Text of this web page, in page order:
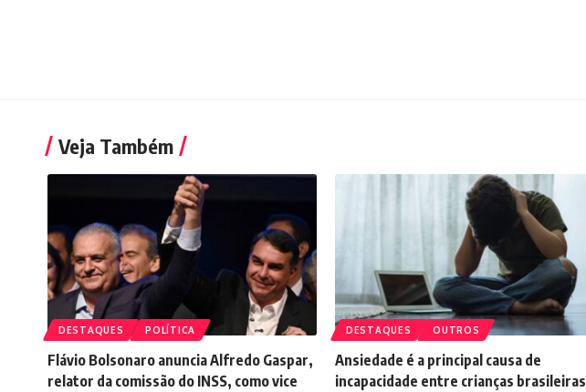
Veja Também
DESTAQUES POLÍTICA
Flávio Bolsonaro anuncia Alfredo Gaspar,
relator da comissão do INSS, como vice
DESTAQUES OUTROS
Ansiedade é a principal causa de
incapacidade entre crianças brasileiras